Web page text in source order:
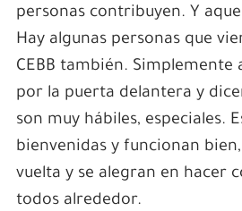
personas contribuyen. Y
Hay algunas personas que
CEBB también. Simplemente
por la puerta delantera y
son muy hábiles, especiales.
bienvenidas y funcionan
vuelta y se alegran en hacer
todos alrededor.